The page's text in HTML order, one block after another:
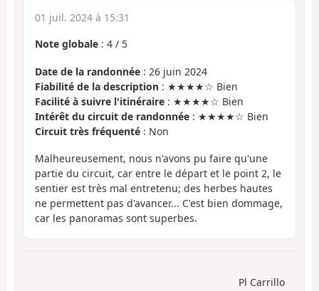
01 juil. 2024 à 15:31
Note globale : 4 / 5
Date de la randonnée : 26 juin 2024
Fiabilité de la description : ★★★★☆ Bien
Facilité à suivre l'itinéraire : ★★★★☆ Bien
Intérêt du circuit de randonnée : ★★★★☆ Bien
Circuit très fréquenté : Non
Malheureusement, nous n'avons pu faire qu'une
partie du circuit, car entre le départ et le point 2, le
sentier est très mal entretenu; des herbes hautes
ne permettent pas d'avancer... C'est bien dommage,
car les panoramas sont superbes.
Pl Carrillo